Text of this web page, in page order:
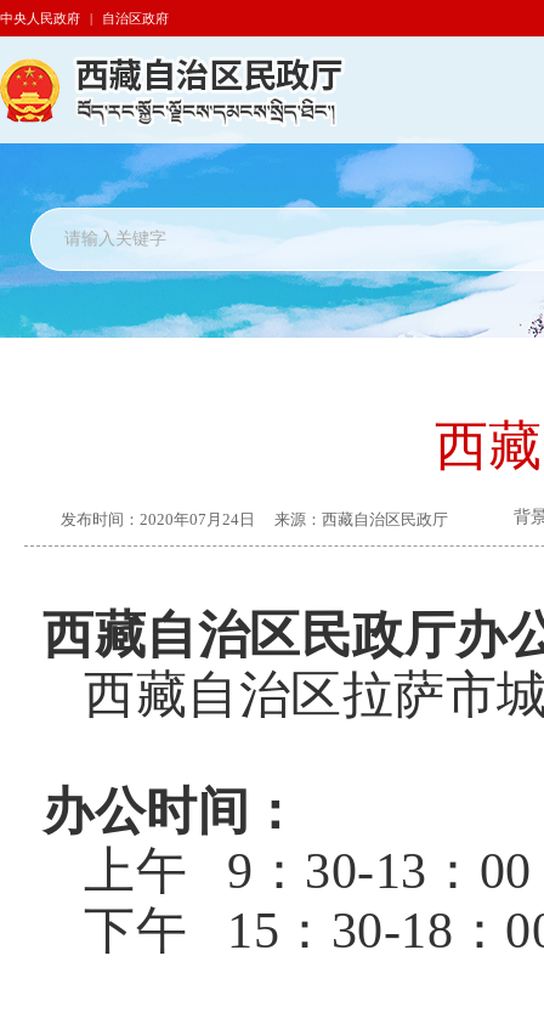
中央人民政府 | 自治区政府
西
发布时间： 2020年07月24日 来源： 西藏自治区民政厅 背
西藏自治区民政厅办
西藏自治区拉萨市
办公时间：
上午 9：30-13：00
下午 15：30-18：